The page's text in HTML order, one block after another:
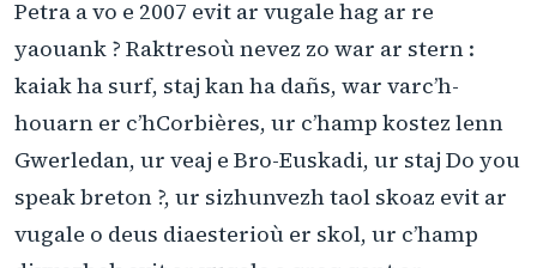
Petra a vo e 2007 evit ar vugale hag ar re
yaouank ? Raktresoù nevez zo war ar stern :
kaiak ha surf, staj kan ha dañs, war varc’h-
houarn er c’hCorbières, ur c’hamp kostez lenn
Gwerledan, ur veaj e Bro-Euskadi, ur staj Do you
speak breton ?, ur sizhunvezh taol skoaz evit ar
vugale o deus diaesterioù er skol, ur c’hamp